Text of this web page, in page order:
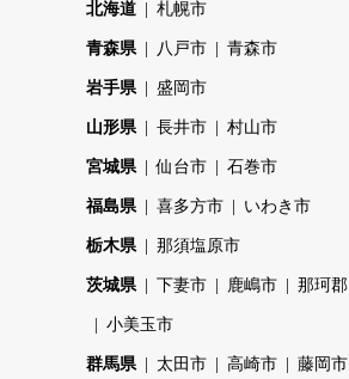
北海道 札幌市
青森県 八戸市 青森市
岩手県 盛岡市
山形県 長井市 村山市
宮城県 仙台市 石巻市
福島県 喜多方市 いわき市
栃木県 那須塩原市
茨城県 下妻市 鹿嶋市 那珂郡
小美玉市
群馬県 太田市 高崎市 藤岡市